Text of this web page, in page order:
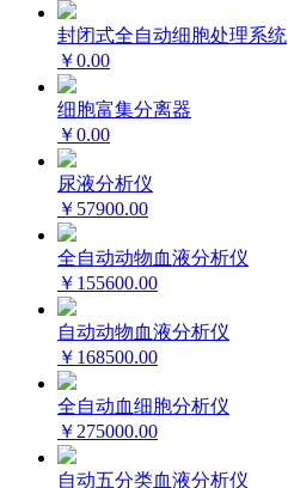
封闭式全自动细胞处理系统
￥0.00
细胞富集分离器
￥0.00
尿液分析仪
￥57900.00
全自动动物血液分析仪
￥155600.00
自动动物血液分析仪
￥168500.00
全自动血细胞分析仪
￥275000.00
自动五分类血液分析仪